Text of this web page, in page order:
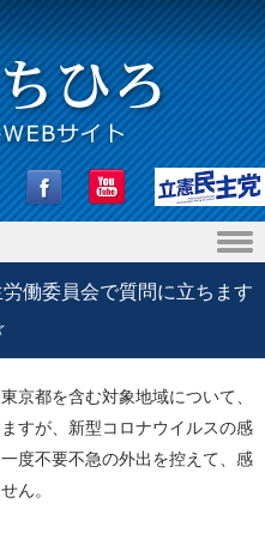
働委員会で質問に立ちます
京都を含む対象地域について、
すが、新型コロナウイルスの感
度不要不急の外出を控えて、感
ん。